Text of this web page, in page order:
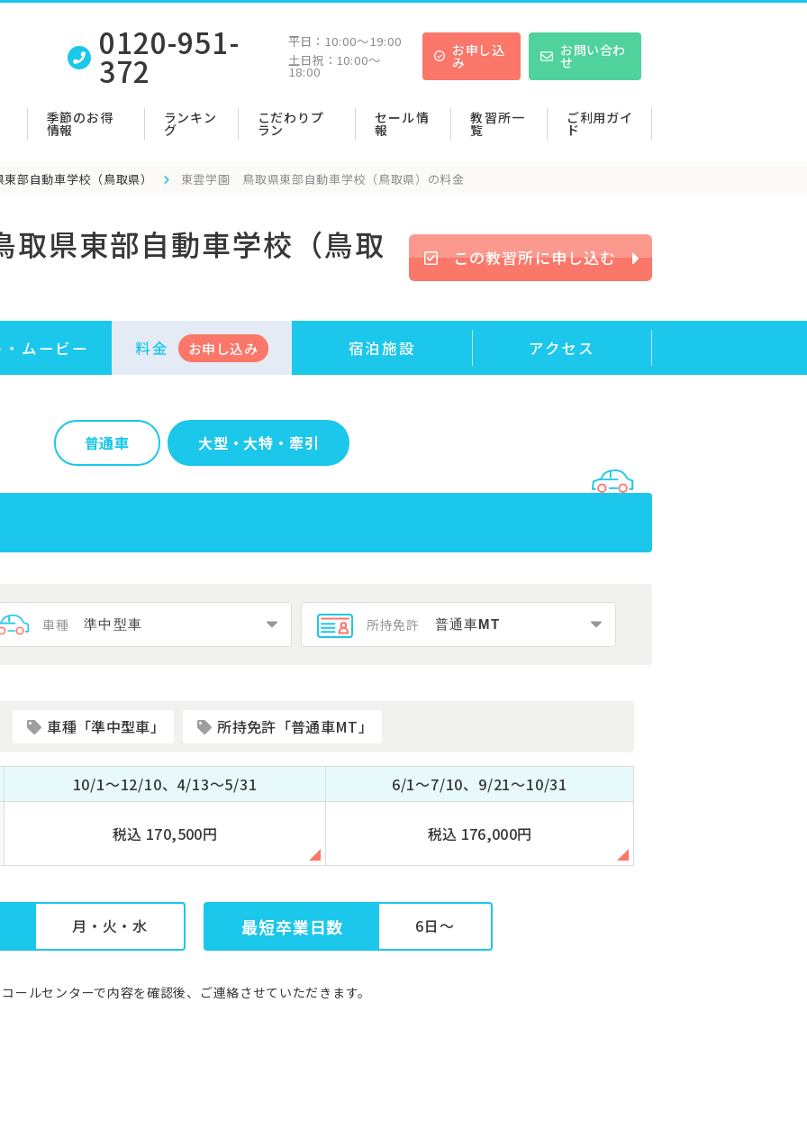
0120-951-
372
平日： 10:00〜19:00
土日祝： 10:00〜
18:00
お申し込
み
お問い合わ
せ
季節のお得
情報
ランキン
グ
こだわりプ
ラン
セール情
報
教習所一
覧
ご利用ガイ
ド
部自動車学校（鳥取県） 東雲学園 鳥取県東部自動車学校（鳥取県）の料金
県東部自動車学校（鳥取 この教習所に申し込む
ムービー 料金 お申 し込み 宿泊施設 アクセス
普通車 大型・大特・牽引
車種 所持免許
車種「準中型車」 所持免許「普通車MT」
10/1～12/10、4/13～5/31 6/1～7/10、9/21～10/31
税込 170,500円 税込 176,000円
月・火・水 最短卒業日数 6日～
ルセンターで内容を確認後、ご連絡させていただきます。